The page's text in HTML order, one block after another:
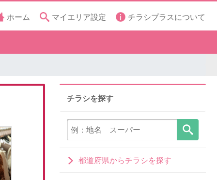
ホーム マイエリア設定 チラシプラスについて
チラシを探す
都道府県からチラシを探す